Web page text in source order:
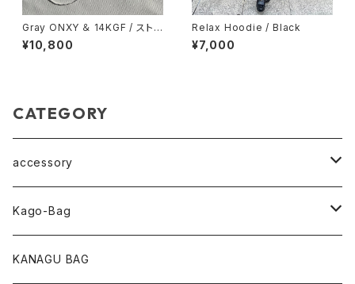
Gray ONXY ＆ 14KGF / ストレ
ッチ ループ アンクレット
¥10,800
Relax Hoodie / Black
¥7,000
CATEGORY
accessory
pearl Collection
loop Collection
Kago-Bag
Oval / onehandle
KANAGU BAG